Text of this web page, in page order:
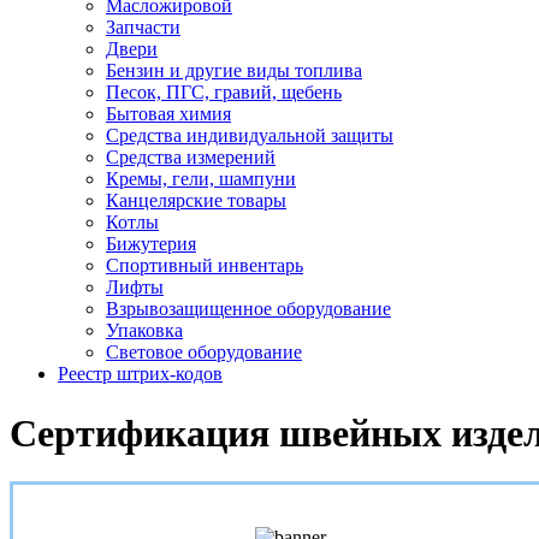
Масложировой
Запчасти
Двери
Бензин и другие виды топлива
Песок, ПГС, гравий, щебень
Бытовая химия
Средства индивидуальной защиты
Средства измерений
Кремы, гели, шампуни
Канцелярские товары
Котлы
Бижутерия
Спортивный инвентарь
Лифты
Взрывозащищенное оборудование
Упаковка
Световое оборудование
Реестр штрих-кодов
Сертификация швейных